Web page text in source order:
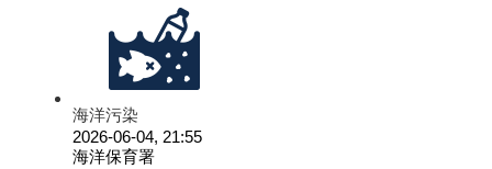
海洋污染
2026-06-04, 21:55
海洋保育署